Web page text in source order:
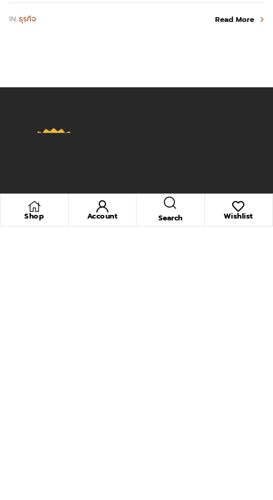
IN ธุรกิจ Read More
Shop Account Search Wishlist
สำนักพิมพ์ เข้าใจง่ายใน 3 นาที